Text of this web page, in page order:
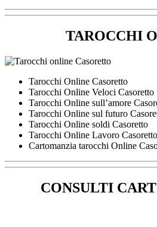
TAROCCHI
Tarocchi Online Casoretto
Tarocchi Online Veloci Casoretto
Tarocchi Online sull’amore
Tarocchi Online sul futuro
Tarocchi Online soldi Casoretto
Tarocchi Online Lavoro Casoretto
Cartomanzia tarocchi Online
CONSULTI